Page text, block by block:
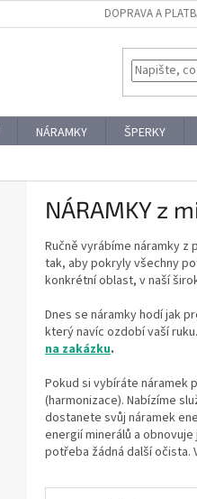
DOPRAVA A
NÁRAMKY ŠPERKY
NÁRAMKY z
Ručně vyrábíme náramky
tak, aby pokryly všechny
konkrétní oblast, v naší
Dnes se náramky hodí jak
který navíc ozdobí vaší
na zakázku.
Pokud si vybíráte náramek
(harmonizace). Nabízíme
dostanete svůj náramek
energií minerálů a
potřeba žádná další očista.